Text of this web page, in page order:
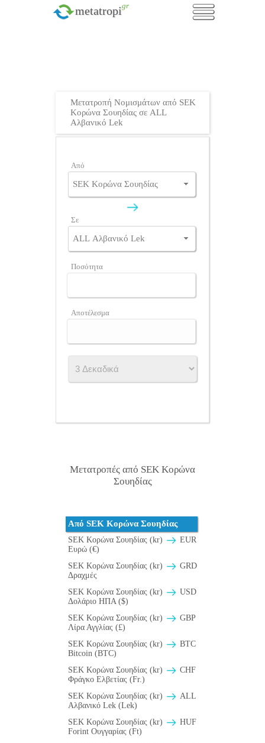
metatropi.gr
Μετατροπή Νομισμάτων από SEK
Κορώνα Σουηδίας σε ALL
Αλβανικό Lek
Από
Σε
Ποσότητα
Αποτέλεσμα
Μετατροπές από SEK Κορώνα
Σουηδίας
Από SEK Κορώνα Σουηδίας
SEK Κορώνα Σουηδίας (kr)
EUR
Ευρώ (€)
SEK Κορώνα Σουηδίας (kr)
GRD
Δραχμές
SEK Κορώνα Σουηδίας (kr)
USD
Δολάριο ΗΠΑ ($)
SEK Κορώνα Σουηδίας (kr)
GBP
Λίρα Αγγλίας (£)
SEK Κορώνα Σουηδίας (kr)
BTC
Bitcoin (BTC)
SEK Κορώνα Σουηδίας (kr)
CHF
Φράγκο Ελβετίας (Fr.)
SEK Κορώνα Σουηδίας (kr)
ALL
Αλβανικό Lek (Lek)
SEK Κορώνα Σουηδίας (kr)
HUF
Forint Ουγγαρίας (Ft)